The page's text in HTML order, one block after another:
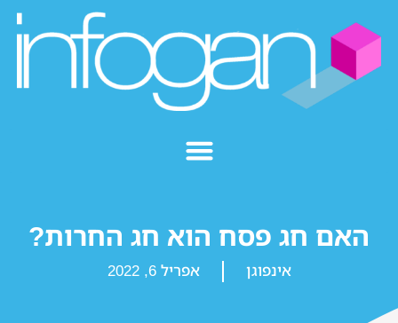
האם חג פסח הוא חג החרות?
אינפוגן אפריל 6, 2022